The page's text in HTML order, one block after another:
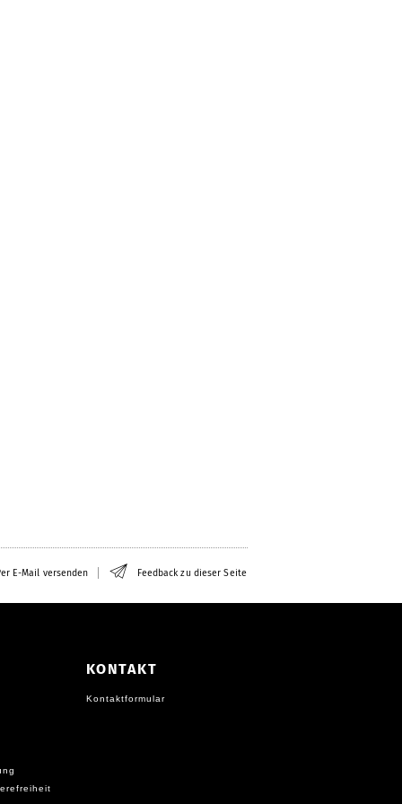
E-Mail versenden Feedback zu dieser Seite
KONTAKT
Kontaktformular